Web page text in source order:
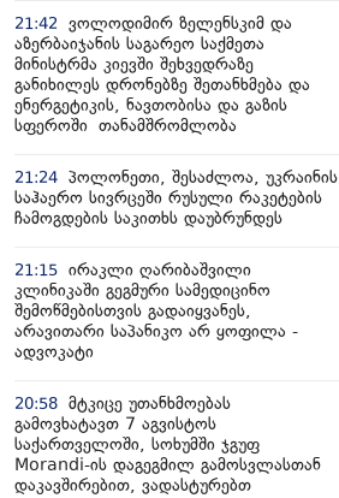
21:42
ვოლოდიმირ ზელენსკიმ და
აზერბაიჯანის საგარეო საქმეთა
მინისტრმა კიევში შეხვედრაზე
განიხილეს დრონებზე შეთანხმება და
ენერგეტიკის, ნავთობისა და გაზის
სფეროში თანამშრომლობა
21:24 პოლონეთი, შესაძლოა, უკრაინის
საჰაერო სივრცეში რუსული რაკეტების
ჩამოგდების საკითხს დაუბრუნდეს
21:15 ირაკლი ღარიბაშვილი
კლინიკაში გეგმური სამედიცინო
შემოწმებისთვის გადაიყვანეს,
არავითარი საპანიკო არ ყოფილა -
ადვოკატი
20:58 მტკიცე უთანხმოებას
გამოვხატავთ 7 აგვისტოს
საქართველოში, სოხუმში ჯგუფ
Morandi-ის დაგეგმილ გამოსვლასთან
დაკავშირებით, ვადასტურებთ